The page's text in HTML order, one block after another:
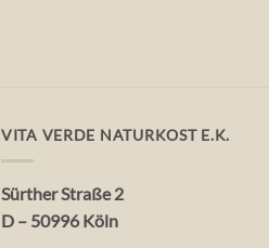
VITA VERDE NATURKOST E.K.
Sürther Straße 2
D – 50996 Köln